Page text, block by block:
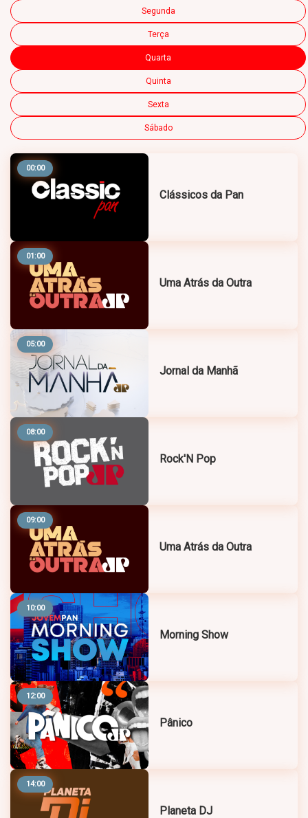
Segunda
Terça
Quarta
Quinta
Sexta
Sábado
00:00
Clássicos da Pan
01:00
Uma Atrás da Outra
05:00
Jornal da Manhã
08:00
Rock'N Pop
09:00
Uma Atrás da Outra
10:00
Morning Show
12:00
Pânico
14:00
Planeta DJ